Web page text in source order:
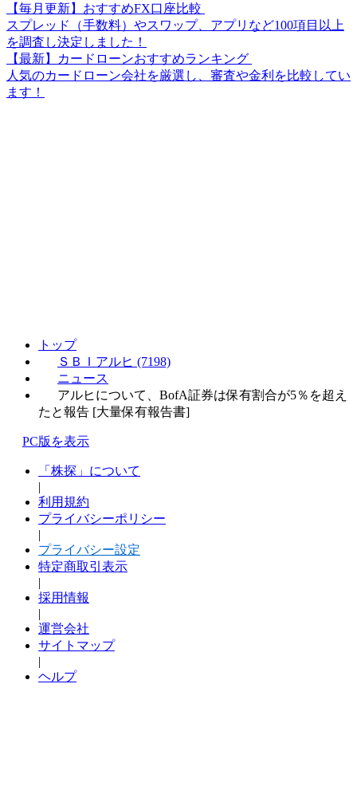
【毎月更新】おすすめFX口座比較
スプレッド（手数料）やスワップ、アプリなど100項目以上
を調査し決定しました！
【最新】カードローンおすすめランキング
人気のカードローン会社を厳選し、審査や金利を比較してい
ます！
トップ
ＳＢＩアルヒ (7198)
ニュース
アルヒについて、BofA証券は保有割合が5％を超え
たと報告 [大量保有報告書]
PC版を表示
「株探」について
|
利用規約
プライバシーポリシー
|
プライバシー設定
特定商取引表示
|
採用情報
|
運営会社
サイトマップ
|
ヘルプ